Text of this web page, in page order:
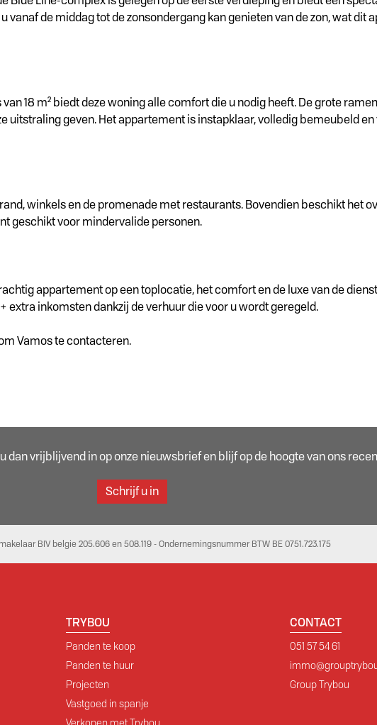
de middag tot de zonsondergang kan genieten van de zon, wat dit
18 m² biedt deze woning alle comfort die u nodig heeft. De grote
geven. Het appartement is instapklaar, volledig bemeubeld
winkels en de promenade met restaurants. Bovendien beschikt het
geschikt voor mindervalide personen.
appartement op een toplocatie, het comfort en de luxe van de
extra inkomsten dankzij de verhuur die voor u wordt geregeld.
Vamos te contacteren.
dan vrijblijvend in op onze nieuwsbrief en blijf op de hoogte van ons
Schrijf u in
BIV belgie 205.606 en 508.119 - Ondernemingsnummer BTW BE 0751.723.175
TRYBOU
Panden te koop
Panden te huur
Projecten
Vastgoed in spanje
Verkopen met Trybou
CONTACT
051 57 54 61
Group Trybou